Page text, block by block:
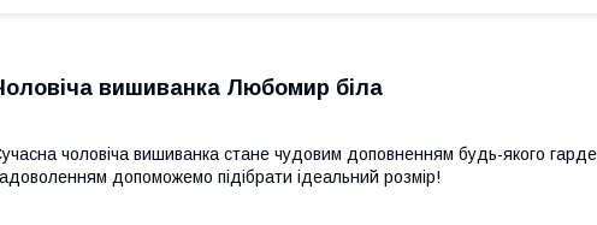
вишиванка Любомир біла
чоловіча вишиванка стане чудовим доповненням будь-якого
допоможемо підібрати ідеальний розмір!